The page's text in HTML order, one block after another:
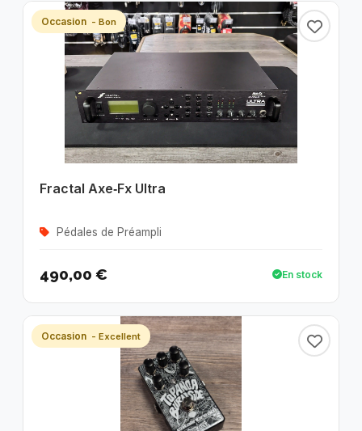
Occasion - Bon
Fractal Axe‑Fx Ultra
Pédales de Préampli
490,00 € En stock
Occasion - Excellent